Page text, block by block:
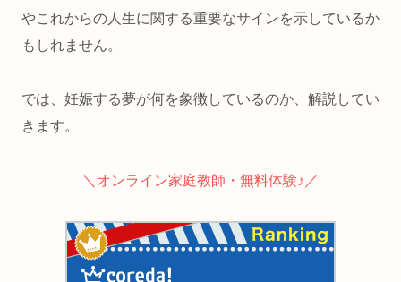
やこれからの人生に関する重要なサインを示しているか
もしれません。
では、妊娠する夢が何を象徴しているのか、解説してい
きます。
＼オンライン家庭教師・無料体験♪ ／